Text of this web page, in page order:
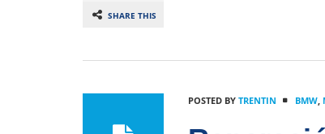
SHARE THIS
POSTED BY TRENTIN BMW,